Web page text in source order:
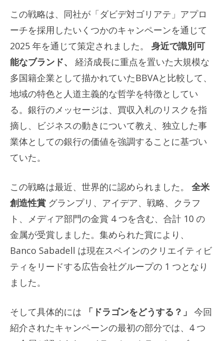
この戦略は、同社が「ダビデ対ゴリアテ」アプロ
ーチを採用したいくつかのキャンペーンを通じて
2025 年を通じて策定されました。
身近で識別可
能なブランド、
経済成長に重点を置いた大規模な
多国籍企業として描かれていたBBVAと比較して、
地域の特色と人道主義的な哲学を特徴としてい
る。銀行のメッセージは、買収入札のリスクを指
摘し、ビジネスの動きについて教え、独立した事
業体としての銀行の価値を強調することに基づい
ていた。
この戦略は最近、世界的に認められました。 全米
創造性賞 グランプリ、アイデア、戦略、クラフ
ト、メディア部門の金賞 4 つを含む、合計 10 の
金属が受賞しました。集められた賞により、
Banco Sabadell は現在スペインのクリエイティビ
ティをリードする広告会社グループの 1 つとなり
ました。
そして具体的には 「ドラゴンをどうする？」
今回
紹介されたキャンペーンの最初の部分では、4 つ